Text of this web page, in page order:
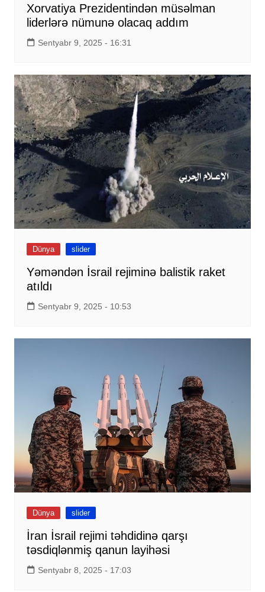
Xorvatiya Prezidentindən müsəlman
liderlərə nümunə olacaq addım
Sentyabr 9, 2025 - 16:31
Dünya slider
Yəməndən İsrail rejiminə balistik raket
atıldı
Sentyabr 9, 2025 - 10:53
Dünya slider
İran İsrail rejimi təhdidinə qarşı
təsdiqlənmiş qanun layihəsi
Sentyabr 8, 2025 - 17:03